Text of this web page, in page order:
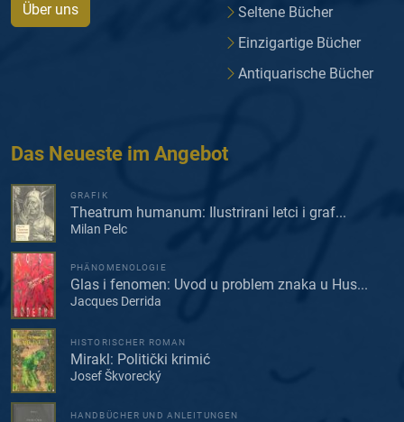
Über uns
Seltene Bücher
Einzigartige Bücher
Antiquarische Bücher
Das Neueste im Angebot
GRAFIK
Theatrum humanum: Ilustrirani letci i graf...
Milan Pelc
PHÄNOMENOLOGIE
Glas i fenomen: Uvod u problem znaka u Hus...
Jacques Derrida
HISTORISCHER ROMAN
Mirakl: Politički krimić
Josef Škvorecký
HANDBÜCHER UND ANLEITUNGEN